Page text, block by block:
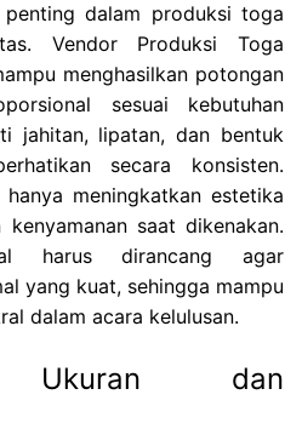
penting dalam produksi toga
Vendor Produksi Toga
menghasilkan potongan
sesuai kebutuhan
jahitan, lipatan, dan bentuk
secara konsisten.
meningkatkan estetika
saat dikenakan.
harus dirancang agar
yang kuat, sehingga mampu
dalam acara kelulusan.
Ukuran dan